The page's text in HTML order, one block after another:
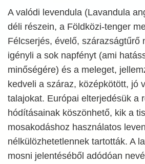
A valódi levendula (Lavandula
déli részein, a Földközi-tenger
Félcserjés, évelő, szárazságtűrő
igényli a sok napfényt (ami
minőségére) és a meleget,
kedveli a száraz, középkötött, jó
talajokat. Európai elterjedésük a
hódításainak köszönhető, kik a
mosakodáshoz használatos
nélkülözhetetlennek tartották. A
mosni jelentéséből adódóan